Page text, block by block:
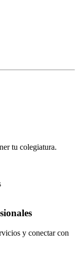
tu colegiatura.
y conectar con